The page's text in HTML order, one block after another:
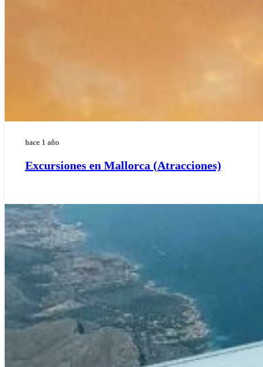
hace 1 año
Excursiones en Mallorca (Atracciones)